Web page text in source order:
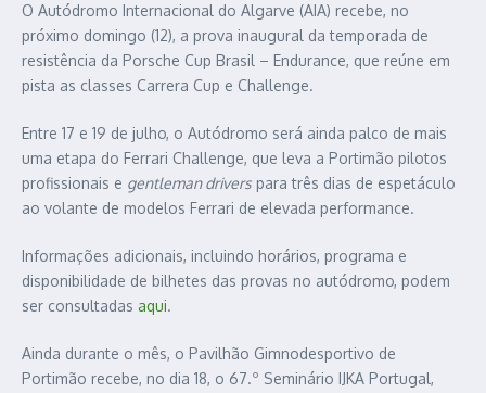
O Autódromo Internacional do Algarve (AIA) recebe, no
próximo domingo (12), a prova inaugural da temporada de
resistência da Porsche Cup Brasil – Endurance, que reúne em
pista as classes Carrera Cup e Challenge.
Entre 17 e 19 de julho, o Autódromo será ainda palco de mais
uma etapa do Ferrari Challenge, que leva a Portimão pilotos
profissionais e gentleman drivers para três dias de espetáculo
ao volante de modelos Ferrari de elevada performance.
Informações adicionais, incluindo horários, programa e
disponibilidade de bilhetes das provas no autódromo, podem
ser consultadas aqui.
Ainda durante o mês, o Pavilhão Gimnodesportivo de
Portimão recebe, no dia 18, o 67.º Seminário IJKA Portugal,